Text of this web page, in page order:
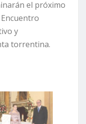
el próximo
y
torrentina.